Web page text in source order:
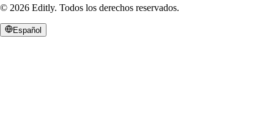
© 2026 Editly. Todos los derechos reservados.
Español